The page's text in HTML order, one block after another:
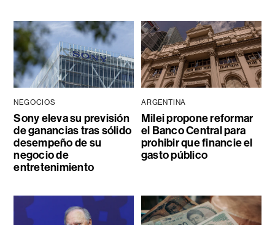
NEGOCIOS
Sony eleva su previsión
de ganancias tras sólido
desempeño de su
negocio de
entretenimiento
ARGENTINA
Milei propone reformar
el Banco Central para
prohibir que financie el
gasto público